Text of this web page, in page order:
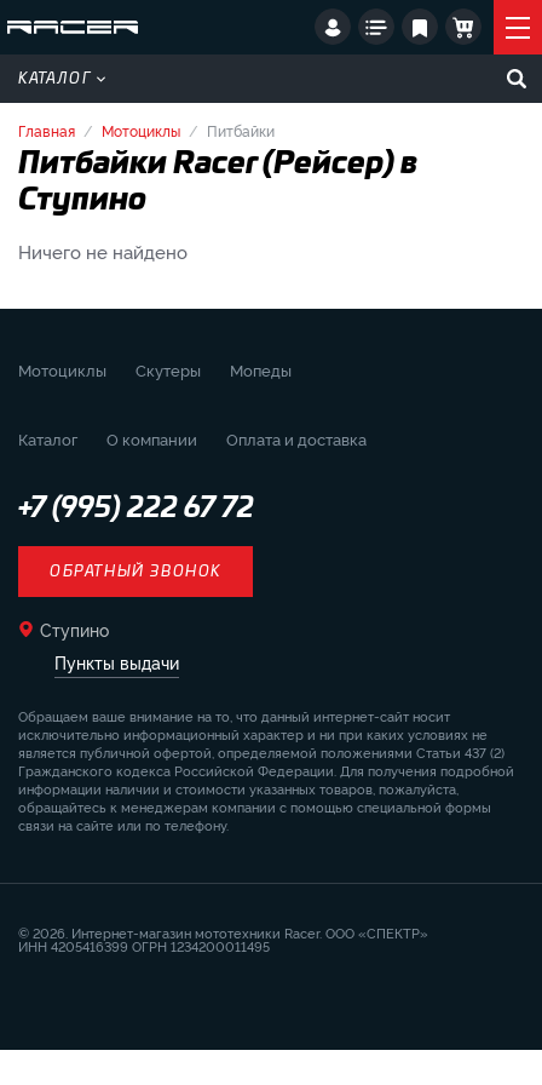
КАТАЛОГ
Главная Мотоциклы Питбайки
Питбайки Racer (Рейсер) в
Ступино
Ничего не найдено
Мотоциклы Скутеры Мопеды
Каталог О компании Оплата и доставка
+7 (995) 222 67 72
ОБРАТНЫЙ ЗВОНОК
Ступино
Пункты выдачи
Обращаем ваше внимание на то, что данный интернет-сайт носит
исключительно информационный характер и ни при каких условиях не
является публичной офертой, определяемой положениями Статьи 437 (2)
Гражданского кодекса Российской Федерации. Для получения подробной
информации наличии и стоимости указанных товаров, пожалуйста,
обращайтесь к менеджерам компании с помощью специальной формы
связи на сайте или по телефону.
© 2026. Интернет-магазин мототехники Racer. ООО «СПЕКТР»
ИНН 4205416399 ОГРН 1234200011495